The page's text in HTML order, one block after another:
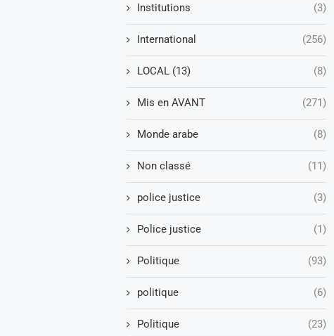
Institutions (3)
International (256)
LOCAL (13) (8)
Mis en AVANT (271)
Monde arabe (8)
Non classé (11)
police justice (3)
Police justice (1)
Politique (93)
politique (6)
Politique (23)